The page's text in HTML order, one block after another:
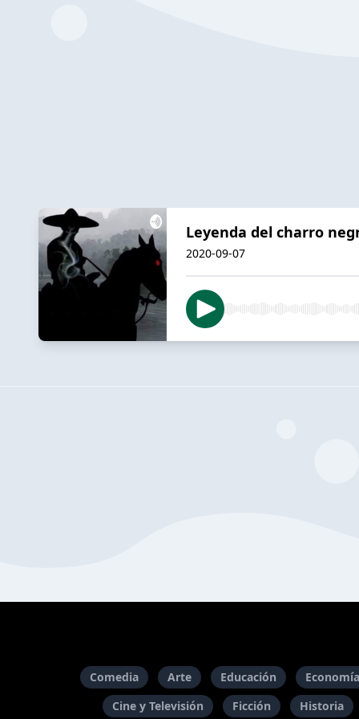
Leyenda del charro
2020-09-07
Comedia Arte Educación
Cine y Televisión
Ficción Historia